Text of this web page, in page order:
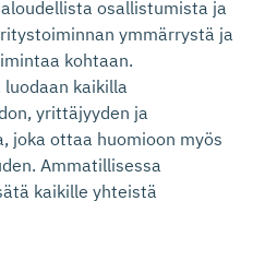
osallistumista ja
ymmärrystä ja
kohtaan.
kaikilla
yrittäjyyden ja
joka ottaa huomioon myös
Ammatillisessa
kaikille yhteistä